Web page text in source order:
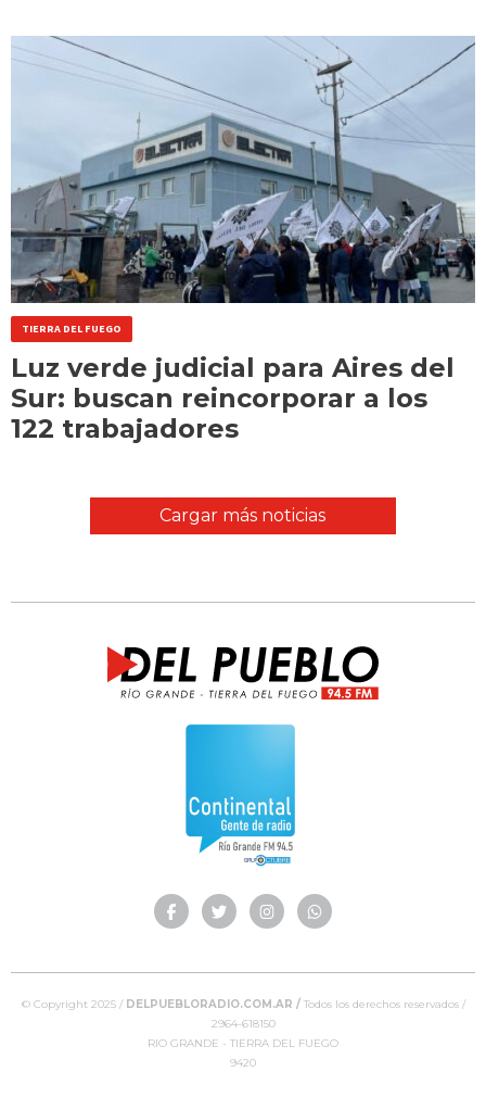
TIERRA DEL FUEGO
Luz verde judicial para Aires del
Sur: buscan reincorporar a los
122 trabajadores
Cargar más noticias
© Copyright 2025 / DELPUEBLORADIO.COM.AR /Todos los derechos reservados /
2964-618150
RIO GRANDE - TIERRA DEL FUEGO
9420